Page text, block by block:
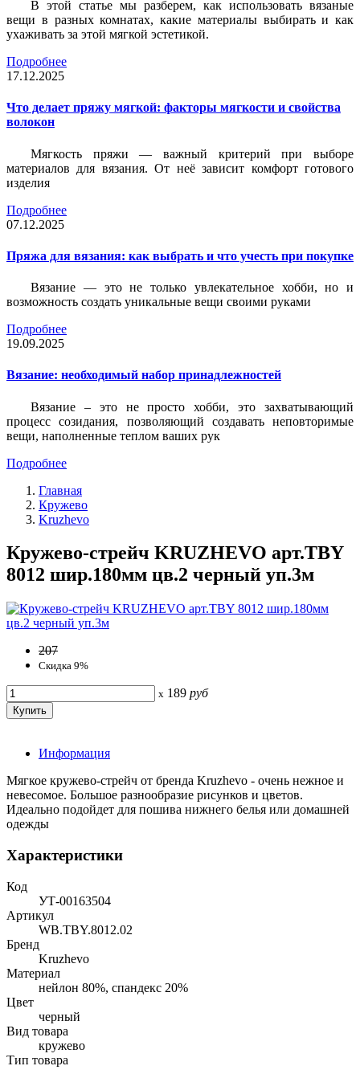
В этой статье мы разберем, как использовать вязаные
вещи в разных комнатах, какие материалы выбирать и как
ухаживать за этой мягкой эстетикой.
Подробнее
17.12.2025
Что делает пряжу мягкой: факторы мягкости и свойства
волокон
Мягкость пряжи — важный критерий при выборе
материалов для вязания. От неё зависит комфорт готового
изделия
Подробнее
07.12.2025
Пряжа для вязания: как выбрать и что учесть при покупке
Вязание — это не только увлекательное хобби, но и
возможность создать уникальные вещи своими руками
Подробнее
19.09.2025
Вязание: необходимый набор принадлежностей
Вязание – это не просто хобби, это захватывающий
процесс созидания, позволяющий создавать неповторимые
вещи, наполненные теплом ваших рук
Подробнее
Главная
Кружево
Kruzhevo
Кружево-стрейч KRUZHEVO арт.TBY
8012 шир.180мм цв.2 черный уп.3м
207
Скидка 9%
x 189 руб
Информация
Мягкое кружево-стрейч от бренда Kruzhevo - очень нежное и
невесомое. Большое разнообразие рисунков и цветов.
Идеально подойдет для пошива нижнего белья или домашней
одежды
Характеристики
Код
УТ-00163504
Артикул
WB.TBY.8012.02
Бренд
Kruzhevo
Материал
нейлон 80%, спандекс 20%
Цвет
черный
Вид товара
кружево
Тип товара